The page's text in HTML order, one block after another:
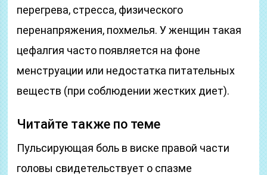
перегрева, стресса, физического
перенапряжения, похмелья. У женщин такая
цефалгия часто появляется на фоне
менструации или недостатка питательных
веществ (при соблюдении жестких диет).
Читайте также по теме
Пульсирующая боль в виске правой части
головы свидетельствует о спазме